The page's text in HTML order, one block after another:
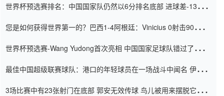
世界杯预选赛排名：中国国家队仍然以6分排名底部 进球差-13令人
您是如何获得世界第一的？巴西1-4阿根廷：Vinicius 0射击90分钟
世界杯预选赛-Wang Yudong首次亮相 中国国家足球队错过了世界
最佳中国超级联赛球队：港口的年轻球员在一场战斗中闻名 伊万放
3场比赛中有23张射门在底部 郭安无效传球 鸟儿被用来摆脱它